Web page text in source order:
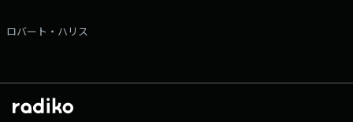
ロバート・ハリス